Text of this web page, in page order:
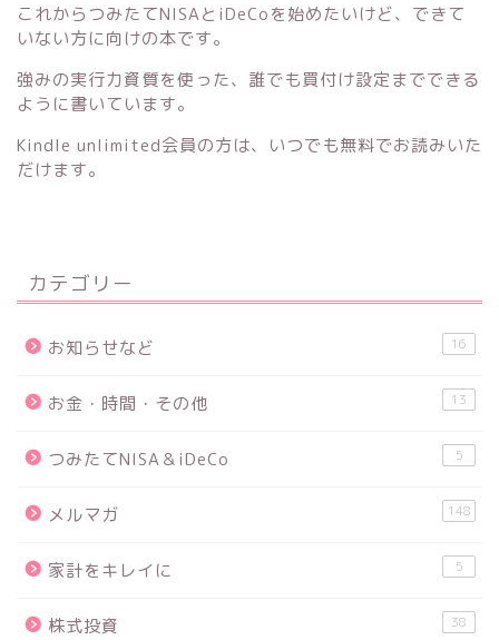
これからつみたてNISAとiDeCoを始めたいけど、できて
いない方に向けの本です。
強みの実行力資質を使った、誰でも買付け設定までできる
ように書いています。
Kindle unlimited会員の方は、いつでも無料でお読みいた
だけます。
カテゴリー
お知らせなど 16
お金・時間・その他 13
つみたてNISA＆iDeCo 5
メルマガ 148
家計をキレイに 5
株式投資 38